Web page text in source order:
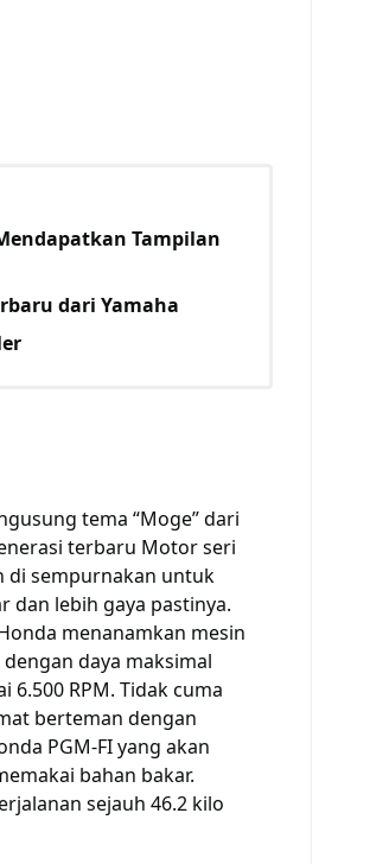
Tampilan
dari Yamaha
tema “Moge” dari
terbaru Motor seri
di sempurnakan untuk
dan lebih gaya pastinya.
menanamkan mesin
daya maksimal
6.500 RPM. Tidak cuma
berteman dengan
PGM-FI yang akan
bahan bakar.
sejauh 46.2 kilo